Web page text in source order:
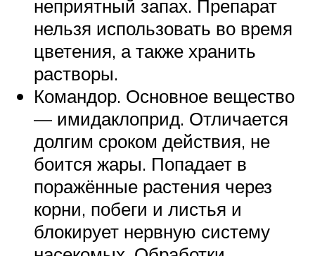
неприятный запах. Препарат
нельзя использовать во время
цветения, а также хранить
растворы.
Командор. Основное вещество
— имидаклоприд. Отличается
долгим сроком действия, не
боится жары. Попадает в
поражённые растения через
корни, побеги и листья и
блокирует нервную систему